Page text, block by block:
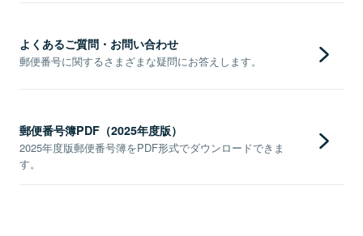
よくあるご質問・お問い合わせ
郵便番号に関するさまざまな疑問にお答えします。
郵便番号簿PDF（2025年度版）
2025年度版郵便番号簿をPDF形式でダウンロードできま
す。